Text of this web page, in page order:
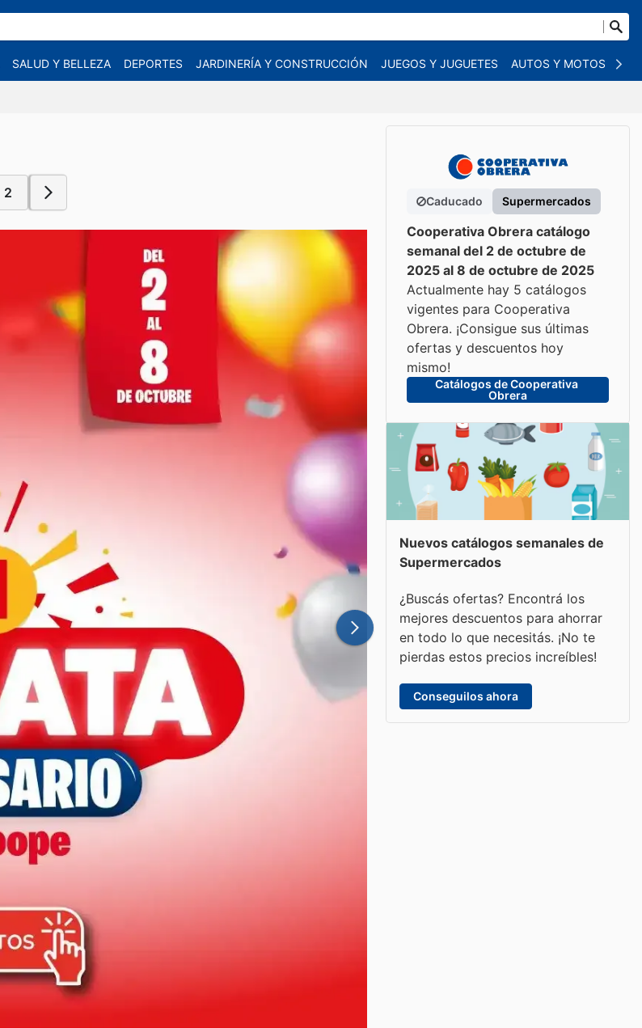
SALUD Y BELLEZA DEPORTES JARDINERÍA Y CONSTRUCCIÓN JUEGOS Y JUGUETES AUTOS Y MOTOS
2
Caducado Supermercados
Cooperativa Obrera catálogo
semanal del 2 de octubre de
2025 al 8 de octubre de 2025
Actualmente hay 5 catálogos
vigentes para Cooperativa
Obrera. ¡Consigue sus últimas
ofertas y descuentos hoy
mismo!
Catálogos de Cooperativa
Obrera
Nuevos catálogos semanales de
Supermercados
¿Buscás ofertas? Encontrá los
mejores descuentos para ahorrar
en todo lo que necesitás. ¡No te
pierdas estos precios increíbles!
Conseguilos ahora